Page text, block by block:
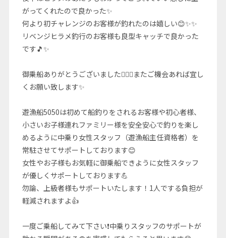
がってくれたので良かった✨
何より初チャレンジのお客様が釣れたのは嬉しい😊✨✨
リベンジヒラメ釣行のお客様も良型キャッチで良かった
です🎵✨
御乗船ありがとうございました🙇🏻‍♂️またご機会あれば宜し
くお願い致します✨
遊漁船5050は初めて船釣りをされるお客様や初心者様、
小さいお子様連れファミリー様を安全安心で釣りを楽し
めるように中乗り女性スタッフ（遊漁船主任資格者）を
常駐させてサポートしております😊
女性やお子様もお気軽に御乗船できように女性スタッフ
が優しくサポートしております💪
勿論、上級者様もサポートいたします！1人でする負担が
軽減されますよ👍
一度ご乗船してみて下さい❗️中乗りスタッフのサポートが